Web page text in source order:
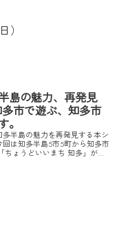
）
半島の魅力、再発見
市で遊ぶ、知多市
。
多半島の魅力を再発見する本シ
回は知多半島5市5町から知多市
ちょうどいいまち 知多」がシ